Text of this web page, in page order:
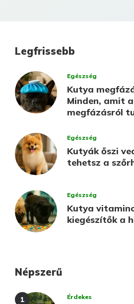
Legfrissebb
Egészség
Kutya
Minden, amit
megfázásról
Egészség
Kutyák őszi
tehetsz a
Egészség
Kutya
kiegészítők a
Népszerű
Érdekes